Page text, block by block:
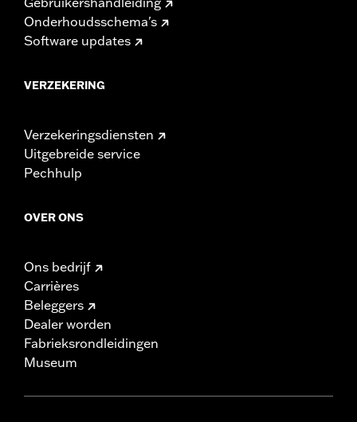
Onderhoudsschema's
Software updates
VERZEKERING
Verzekeringsdiensten
Uitgebreide service
Pechhulp
OVER ONS
Ons bedrijf
Carrières
Beleggers
Dealer worden
Fabrieksrondleidingen
Museum